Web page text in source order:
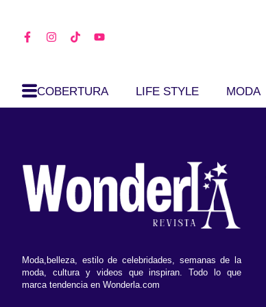
COBERTURA LIFE STYLE MODA
Moda,belleza, estilo de celebridades, semanas de la
moda, cultura y videos que inspiran. Todo lo que
marca tendencia en Wonderla.com